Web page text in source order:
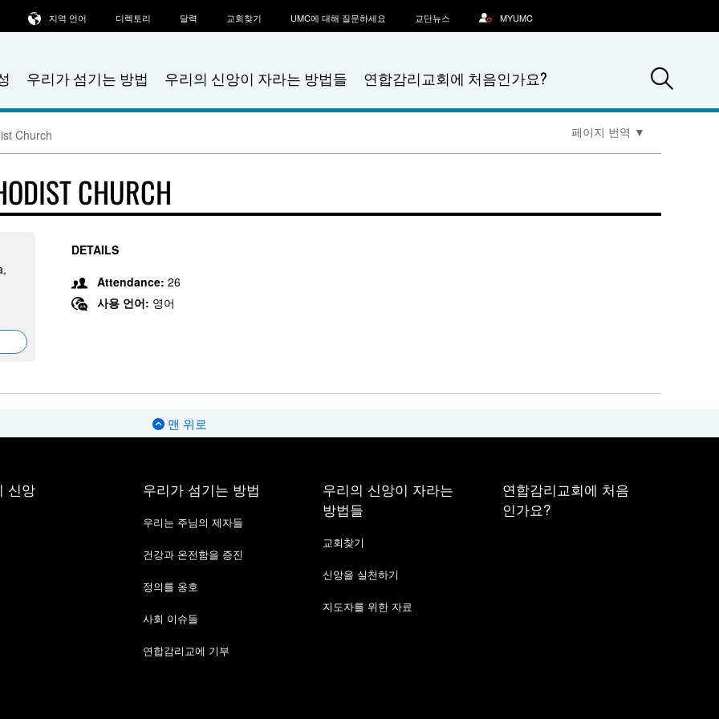
우리가 섬기는 방법 우리의 신앙이 자라는 방법들 연합감리교회에 처음인가요?
지역 언어 디렉토리 달력 교회찾기 UMC에 대해 질문하세요 교단뉴스 MYUMC
Church 페이지 번역 ▼
CHURCH
DETAILS
Attendance: 26
사용 언어: 영어
맨 위로
신앙 우리가 섬기는 방법
우리는 주님의 제자들
건강과 온전함을 증진
정의를 옹호
사회 이슈들
연합감리교에 기부
우리의 신앙이 자라는
방법들
교회찾기
신앙을 실천하기
지도자를 위한 자료
연합감리교회에 처음
인가요?